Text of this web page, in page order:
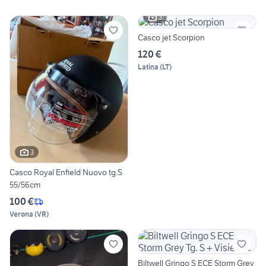
3
Casco Royal Enfield Nuovo tg.S
55/56cm
100 €
Verona (VR)
3
Casco jet Scorpion
120 €
Latina (LT)
Biltwell Gringo S ECE Storm Grey